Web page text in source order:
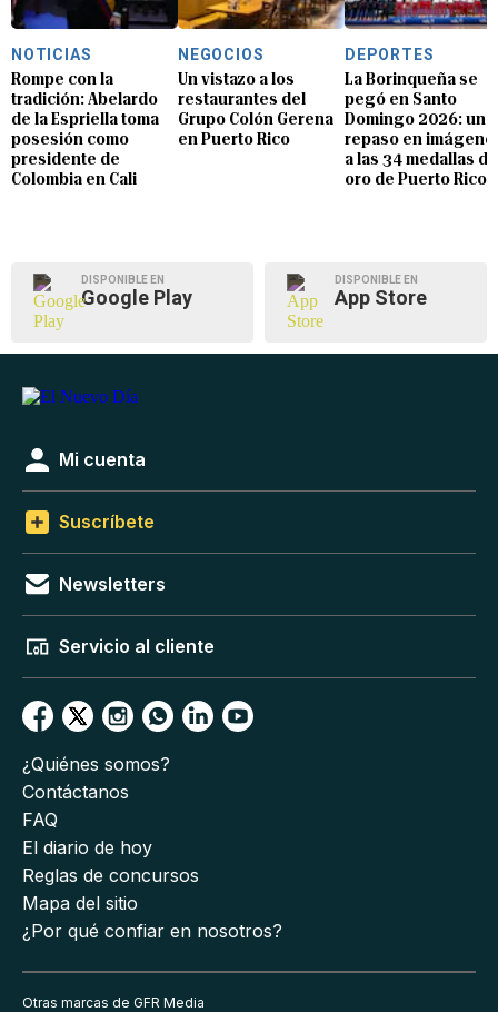
NOTICIAS
Rompe con la
tradición: Abelardo
de la Espriella toma
posesión como
presidente de
Colombia en Cali
NEGOCIOS
Un vistazo a los
restaurantes del
Grupo Colón Gerena
en Puerto Rico
DEPORTES
La Borinqueña se
pegó en Santo
Domingo 2026: un
repaso en
a las 34 medallas de
oro de Puerto Rico
DISPONIBLE EN
Google Play
DISPONIBLE EN
App Store
Mi cuenta
Suscríbete
Newsletters
Servicio al cliente
¿Quiénes somos?
Contáctanos
FAQ
El diario de hoy
Reglas de concursos
Mapa del sitio
¿Por qué confiar en nosotros?
Otras marcas de GFR Media